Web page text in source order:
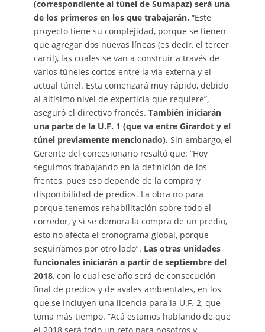
(correspondiente al túnel de Sumapaz) será una
de los primeros en los que trabajarán. “Este
proyecto tiene su complejidad, porque se tienen
que agregar dos nuevas líneas (es decir, el tercer
carril), las cuales se van a construir a través de
varios túneles cortos entre la vía externa y el
actual túnel. Esta comenzará muy rápido, debido
al altísimo nivel de experticia que requiere”,
aseguró el directivo francés. También iniciarán
una parte de la U.F. 1 (que va entre Girardot y el
túnel previamente mencionado). Sin embargo, el
Gerente del concesionario resaltó que: “Hoy
seguimos trabajando en la definición de los
frentes, pues eso depende de la compra y
disponibilidad de predios. La obra no para
porque tenemos rehabilitación sobre todo el
corredor, y si se demora la compra de un predio,
esto no afecta el cronograma global, porque
seguiríamos por otro lado”. Las otras unidades
funcionales iniciarán a partir de septiembre del
2018, con lo cual ese año será de consecución
final de predios y de avales ambientales, en los
que se incluyen una licencia para la U.F. 2, que
toma más tiempo. “Acá estamos hablando de que